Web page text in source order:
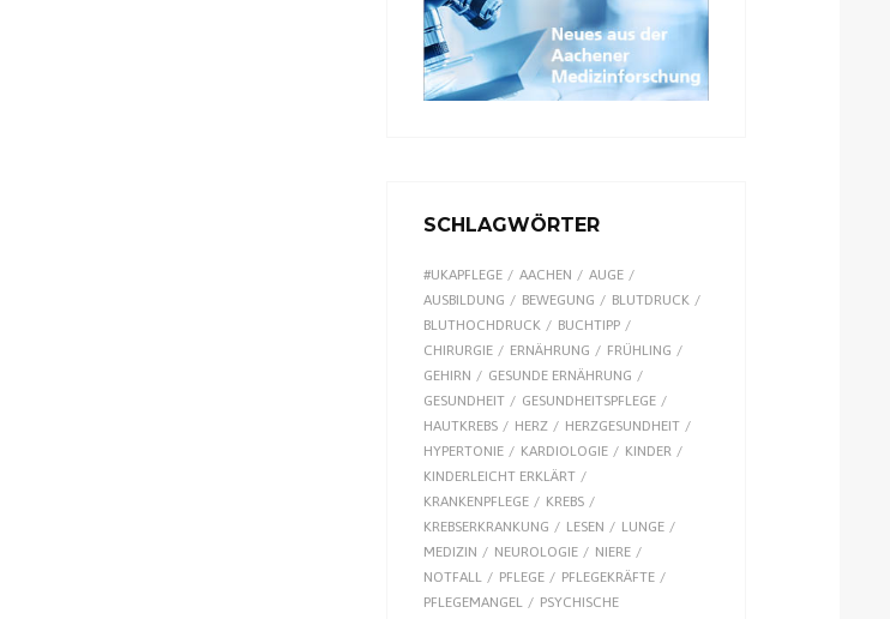
SCHLAGWÖRTER
#UKAPFLEGE AACHEN
AUGE
AUSBILDUNG
BEWEGUNG
BLUTDRUCK
BLUTHOCHDRUCK
BUCHTIPP
CHIRURGIE
ERNÄHRUNG
FRÜHLING
GEHIRN
GESUNDE ERNÄHRUNG
GESUNDHEIT
GESUNDHEITSPFLEGE
HAUTKREBS
HERZ
HERZGESUNDHEIT
HYPERTONIE
KARDIOLOGIE
KINDER
KINDERLEICHT ERKLÄRT
KRANKENPFLEGE
KREBS
KREBSERKRANKUNG
LESEN
LUNGE
MEDIZIN
NEUROLOGIE
NIERE
NOTFALL
PFLEGE
PFLEGEKRÄFTE
PFLEGEMANGEL
PSYCHISCHE